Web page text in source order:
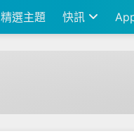
精選主題 快訊